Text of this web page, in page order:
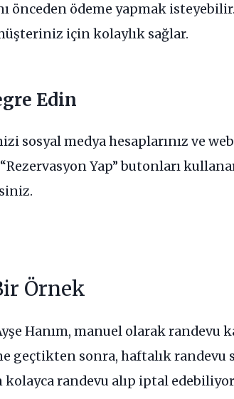
önceden ödeme yapmak
için kolaylık sağlar.
Edin
sosyal medya hesaplarınız ve
Yap” butonları
Örnek
Hanım, manuel olarak randevu
geçtikten sonra, haftalık randevu
randevu alıp iptal edebiliyor